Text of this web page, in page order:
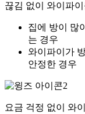
끊김 없이 와이파
집에 방이 많
는 경우
와이파이가
안정한 경우
요금 걱정 없이 와